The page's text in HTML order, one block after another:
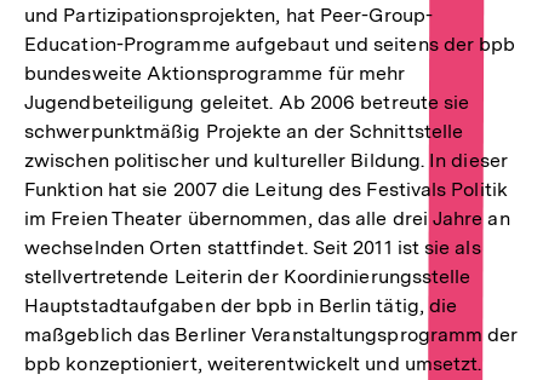
und Partizipationsprojekten, hat Peer-Group-
Education-Programme aufgebaut und seitens der bpb
bundesweite Aktionsprogramme für mehr
Jugendbeteiligung geleitet. Ab 2006 betreute sie
schwerpunktmäßig Projekte an der Schnittstelle
zwischen politischer und kultureller Bildung. In dieser
Funktion hat sie 2007 die Leitung des Festivals Politik
im Freien Theater übernommen, das alle drei Jahre an
wechselnden Orten stattfindet. Seit 2011 ist sie als
stellvertretende Leiterin der Koordinierungsstelle
Hauptstadtaufgaben der bpb in Berlin tätig, die
maßgeblich das Berliner Veranstaltungsprogramm der
bpb konzeptioniert, weiterentwickelt und umsetzt.